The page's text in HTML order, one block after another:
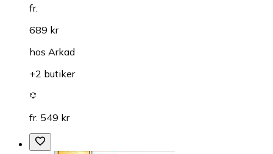
fr.
689 kr
hos Arkad
+2 butiker
fr. 549 kr